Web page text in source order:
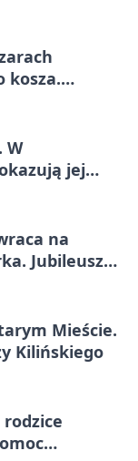
kosza.
W
jej
na
Jubileusz
Mieście.
Kilińskiego